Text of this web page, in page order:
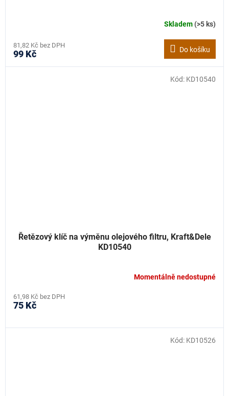
Skladem(>5 ks)
81,82 Kč bez DPH
99 Kč Do košíku
Řetězový klíč na výměnu olejového filtru, Kraft&Dele
KD10540
Momentálně nedostupné
61,98 Kč bez DPH
75 Kč
Kód: KD10540
Kód: KD10526